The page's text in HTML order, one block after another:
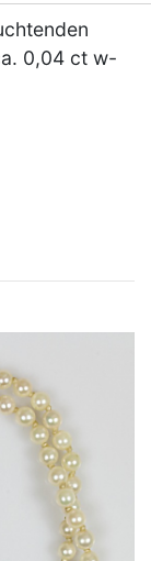
0,04 ct w-